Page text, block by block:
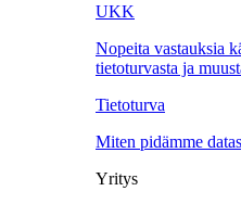
UKK
Nopeita vastauksia
tietoturvasta ja
Tietoturva
Miten pidämme
Yritys